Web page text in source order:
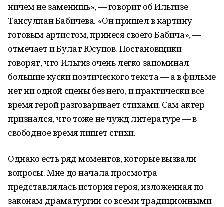
ничем не заменишь», — говорит об Ильгизе
Тансулпан Бабичева. «Он пришел в картину
готовым артистом, принеся своего Бабича», —
отмечает и Булат Юсупов. Постановщики
говорят, что Ильгиз очень легко запоминал
большие куски поэтического текста — а в фильме
нет ни одной сцены без него, и практически все
время герой разговаривает стихами. Сам актер
признался, что тоже не чужд литературе — в
свободное время пишет стихи.
Однако есть ряд моментов, которые вызвали
вопросы. Мне до начала просмотра
представлялась история героя, изложенная по
законам драматургии со всеми традиционными